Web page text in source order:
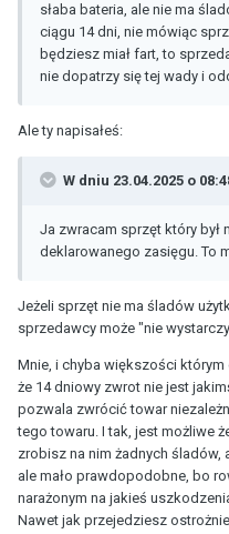
słaba bateria, ale nie ma
ciągu 14 dni, nie mówiąc
będziesz miał fart, to
nie dopatrzy się tej wady i
Ale ty napisałeś:
W dniu 23.04.2025 o
Ja zwracam sprzęt który był
deklarowanego zasięgu. To
Jeżeli sprzęt nie ma śladów
sprzedawcy może "nie
Mnie, i chyba większości
że 14 dniowy zwrot nie jest
pozwala zwrócić towar
tego towaru. I tak, jest możliwe
zrobisz na nim żadnych
ale mało prawdopodobne, bo
narażonym na jakieś
Nawet jak przejedziesz